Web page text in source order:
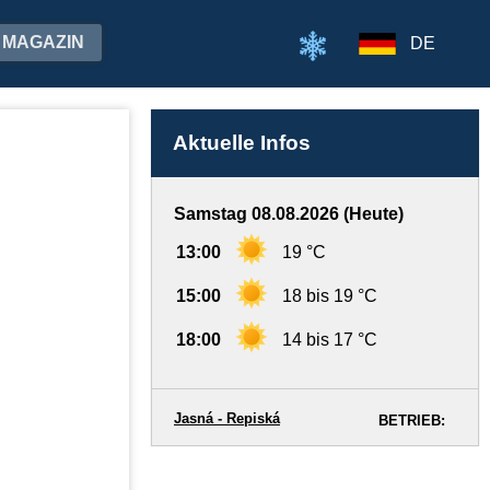
MAGAZIN DE
Aktuelle Infos
Samstag 08.08.2026 (Heute)
13:00 19 °C
15:00 18 bis 19 °C
18:00 14 bis 17 °C
BETRIEB:
Jasná - Repiská